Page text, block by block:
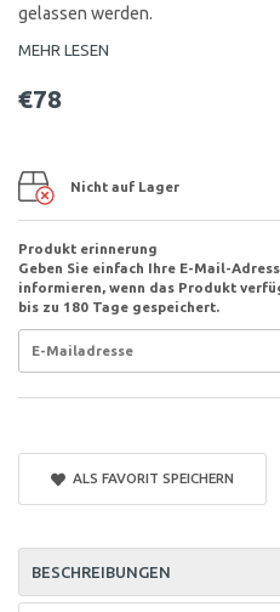
gelassen werden.
MEHR LESEN
€78
Nicht auf Lager
Produkt erinnerung
Geben Sie einfach Ihre E-Mail-
informieren, wenn das Produkt
bis zu 180 Tage gespeichert.
ALS FAVORIT SPEICHERN
BESCHREIBUNGEN